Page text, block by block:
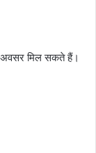
अवसर मिल सकते हैं।